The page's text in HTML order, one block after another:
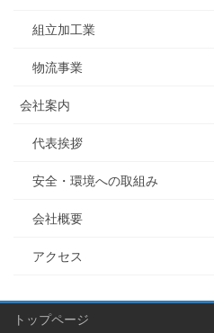
組立加工業
物流事業
会社案内
代表挨拶
安全・環境への取組み
会社概要
アクセス
トップページ